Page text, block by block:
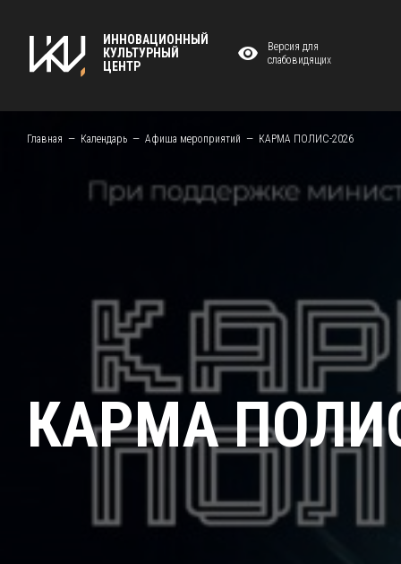
ИННОВАЦИОННЫЙ
КУЛЬТУРНЫЙ
ЦЕНТР
Версия для
слабовидящих
Главная Календарь Афиша мероприятий КАРМА ПОЛИС-2026
КАРМА